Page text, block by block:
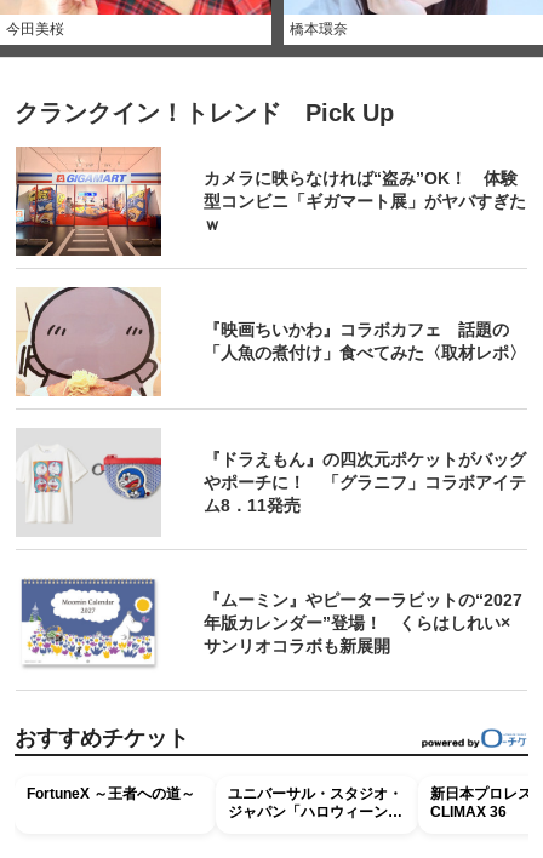
今田美桜 橋本環奈
クランクイン！トレンド Pick Up
カメラに映らなければ“盗み”OK！ 体験
型コンビニ「ギガマート展」がヤバすぎた
ｗ
『映画ちいかわ』コラボカフェ 話題の
「人魚の煮付け」食べてみた〈取材レポ〉
『ドラえもん』の四次元ポケットがバッグ
やポーチに！ 「グラニフ」コラボアイテ
ム8．11発売
『ムーミン』やピーターラビットの“2027
年版カレンダー”登場！ くらはしれい×
サンリオコラボも新展開
おすすめチケット
FortuneX ～王者への道～
ユニバーサル・スタジオ・
ジャパン「ハロウィーン・
新日本プロレス
CLIMAX 36